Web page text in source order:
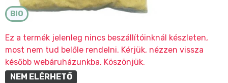
BIO
Ez a termék jelenleg nincs beszállítóinknál készleten,
most nem tud belőle rendelni. Kérjük, nézzen vissza
később webáruházunkba. Köszönjük.
NEM ELÉRHETŐ